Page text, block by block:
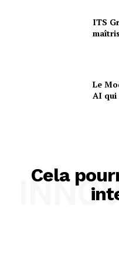
ITS
Le
AI qui
Cela